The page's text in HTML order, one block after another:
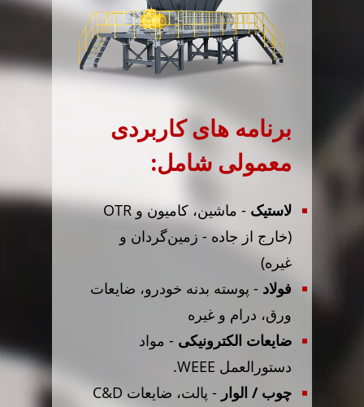
برنامه های کاربردی
معمولی شامل:
لاستیک
- ماشین، کامیون و OTR
(خارج از جاده - زمین‌گردان و
غیره)
فولاد - پوسته بدنه خودرو، ضایعات
ورق، درام و غیره
ضایعات الکترونیکی - مواد
دستورالعمل WEEE.
چوب / الوار
- پالت، ضایعات C&D